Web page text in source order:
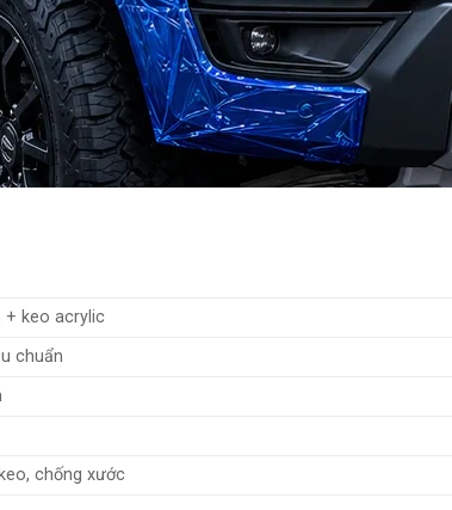
+ keo acrylic
chuẩn
chống xước